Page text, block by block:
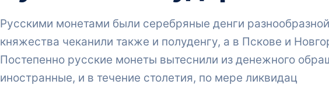
Русскими монетами были серебряные денги
княжества чеканили также и полуденгу, а в Пскове и
Постепенно русские монеты вытеснили из денежного
иностранные, и в течение столетия, по мере ликвидац